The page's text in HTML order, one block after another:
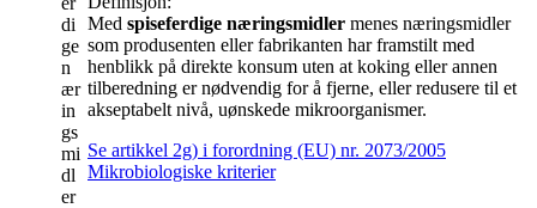
di
ge
n
ær
in
gs
mi
dl
er
Med spiseferdige næringsmidler menes næringsmidler
som produsenten eller fabrikanten har framstilt med
henblikk på direkte konsum uten at koking eller annen
tilberedning er nødvendig for å fjerne, eller redusere til et
akseptabelt nivå, uønskede mikroorganismer.
Se artikkel 2g) i forordning (EU) nr. 2073/2005
Mikrobiologiske kriterier